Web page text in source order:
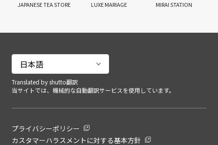
JAPANESE TEA STORE LUXE MARIAGE MIRAI STATION
Translated by shutto翻訳
当サイトでは、機械的な自動翻訳サービスを使用しています。
プライバシーポリシー
カスタマーハラスメントに対する基本方針